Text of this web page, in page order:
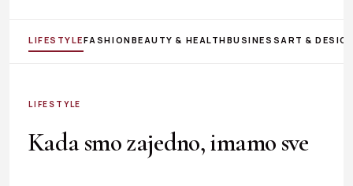
LIFESTYLEFASHIONBEAUTY & HEALTHBUSINESS ART &
LIFESTYLE
Kada smo zajedno, imamo sve